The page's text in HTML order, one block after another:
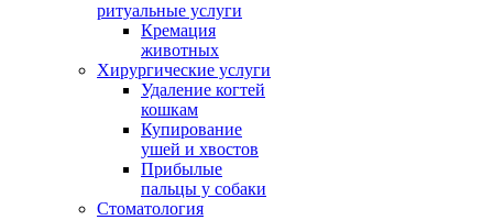
ритуальные услуги
Кремация
животных
Хирургические услуги
Удаление когтей
кошкам
Купирование
ушей и хвостов
Прибылые
пальцы у собаки
Стоматология